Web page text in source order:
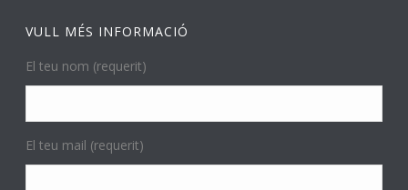
VULL MÉS INFORMACIÓ
El teu nom (requerit)
El teu mail (requerit)